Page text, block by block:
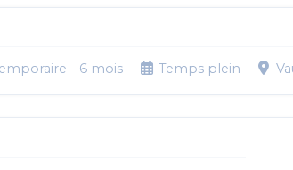
- 6 mois Temps plein